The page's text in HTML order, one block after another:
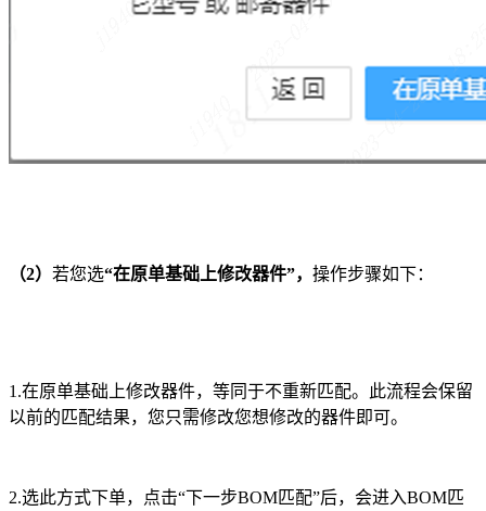
（2） 若您选“在原单基础上修改器件”， 操作步骤如下：
1.在原单基础上修改器件，等同于不重新匹配。此流程会保留
以前的匹配结果，您只需修改您想修改的器件即可。
2.选此方式下单，点击“下一步BOM匹配”后，会进入BOM匹